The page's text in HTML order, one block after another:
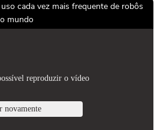
cada vez mais frequente de robôs
mundo